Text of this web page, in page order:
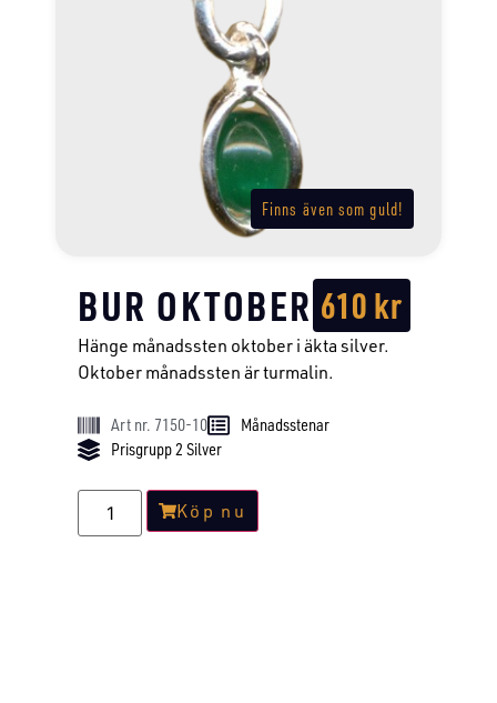
Finns även som guld!
BUR OKTOBER 610kr
Hänge månadssten oktober i äkta silver.
Oktober månadssten är turmalin.
Art nr. 7150-10
Månadsstenar
Prisgrupp 2 Silver
Köp nu